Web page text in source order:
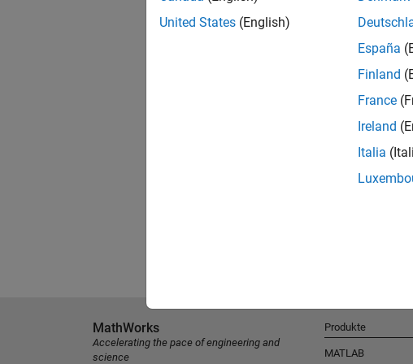
United States (English)
España
Finland
France
Ireland
Italia
MathWorks
Accelerating the pace of engineering and
science
Produkte
MATLAB